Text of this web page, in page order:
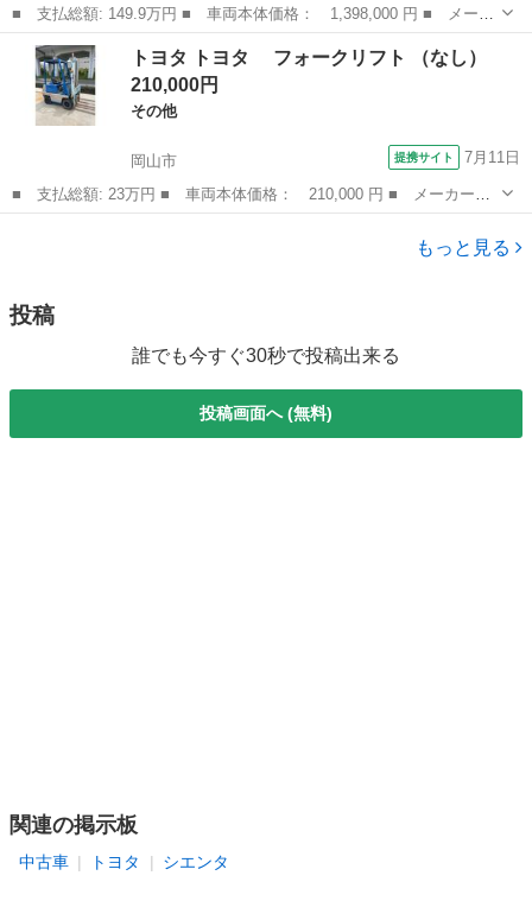
■ 支払総額: 149.9万円 ■ 車両本体価格： 1,398,000 円 ■ メーカ
ー名： トヨタ ■ 車種名： ヤリス ■ グレード名： ハイブリッ
ドＸ ドライブレコーダー バックカメラ ナビ クリアランスソナ
ー オー...
広島 福山市 トヨタ
トヨタ トヨタ フォークリフト （なし）
210,000円
その他
岡山市 提携サイト 7月11日
■ 支払総額: 23万円 ■ 車両本体価格： 210,000 円 ■ メーカー
名： トヨタ ■ 車種名： トヨタ ■ グレード名： フォークリ
フト ■ 排気量： 800cc ■ ドア枚数： 0 ■ ミッション： MT ■...
もっと見る
投稿
誰でも今すぐ30秒で投稿出来る
投稿画面へ (無料)
関連の掲示板
中古車 トヨタ シエンタ